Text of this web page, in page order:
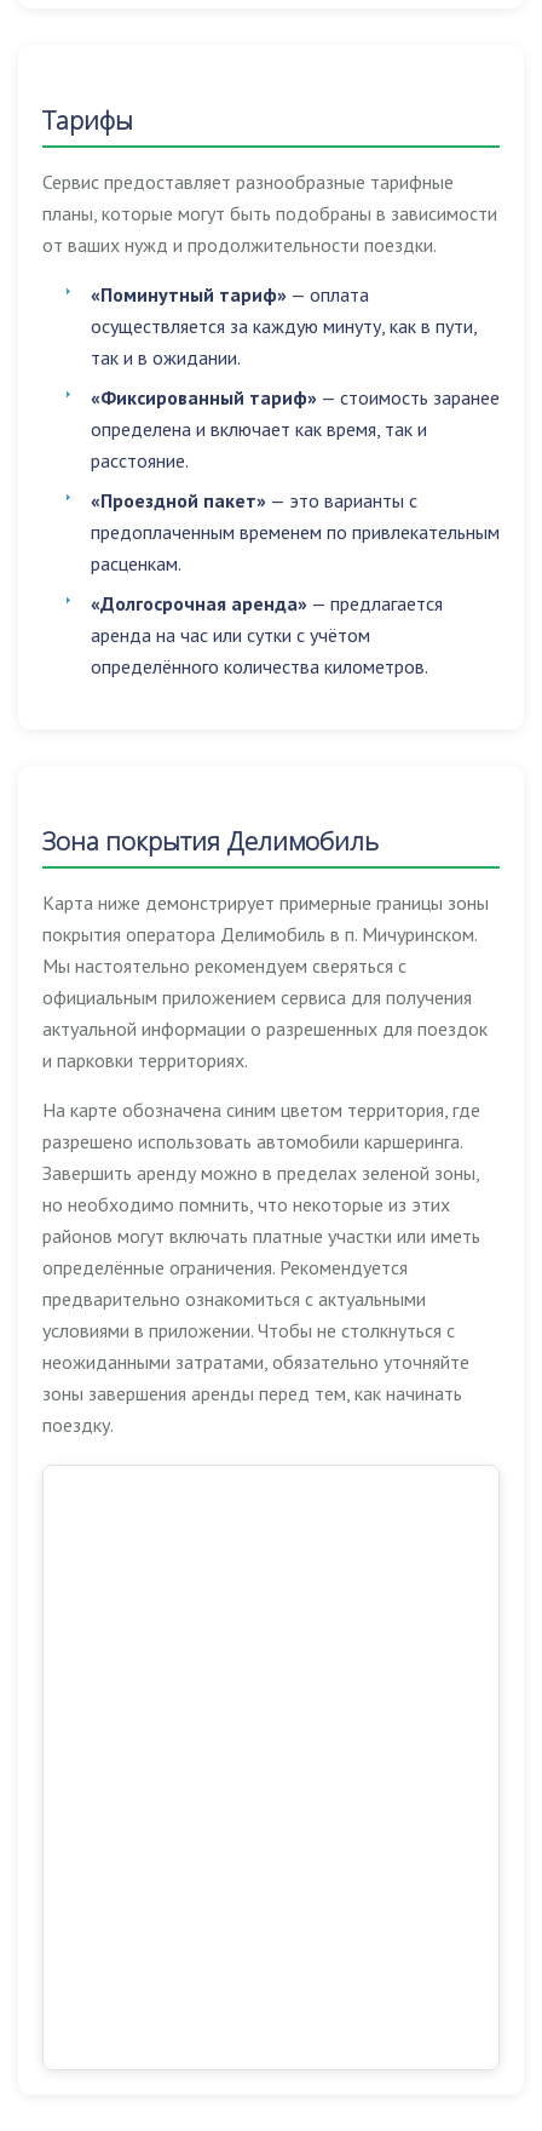
Тарифы
Сервис предоставляет разнообразные тарифные
планы, которые могут быть подобраны в зависимости
от ваших нужд и продолжительности поездки.
«Поминутный тариф» — оплата
осуществляется за каждую минуту, как в пути,
так и в ожидании.
«Фиксированный тариф» — стоимость заранее
определена и включает как время, так и
расстояние.
«Проездной пакет» — это варианты с
предоплаченным временем по привлекательным
расценкам.
«Долгосрочная аренда» — предлагается
аренда на час или сутки с учётом
определённого количества километров.
Зона покрытия Делимобиль
Карта ниже демонстрирует примерные границы зоны
покрытия оператора Делимобиль в п. Мичуринском.
Мы настоятельно рекомендуем сверяться с
официальным приложением сервиса для получения
актуальной информации о разрешенных для поездок
и парковки территориях.
На карте обозначена синим цветом территория, где
разрешено использовать автомобили каршеринга.
Завершить аренду можно в пределах зеленой зоны,
но необходимо помнить, что некоторые из этих
районов могут включать платные участки или иметь
определённые ограничения. Рекомендуется
предварительно ознакомиться с актуальными
условиями в приложении. Чтобы не столкнуться с
неожиданными затратами, обязательно уточняйте
зоны завершения аренды перед тем, как начинать
поездку.